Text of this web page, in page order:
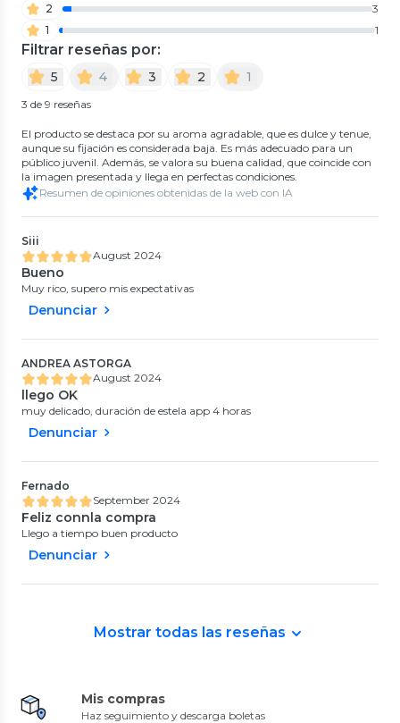
2
3
1
1
Filtrar reseñas por:
5 4 3 2 1
3 de 9 reseñas
El producto se destaca por su aroma agradable, que es dulce y tenue,
aunque su fijación es considerada baja. Es más adecuado para un
público juvenil. Además, se valora su buena calidad, que coincide con
la imagen presentada y llega en perfectas condiciones.
Resumen de opiniones obtenidas de la web con IA
Siii
August 2024
Bueno
Muy rico, supero mis expectativas
Denunciar
ANDREA ASTORGA
August 2024
llego OK
muy delicado, duración de estela app 4 horas
Denunciar
Fernado
September 2024
Feliz connla compra
Llego a tiempo buen producto
Denunciar
Mostrar todas las reseñas
Mis compras
Haz seguimiento y descarga boletas